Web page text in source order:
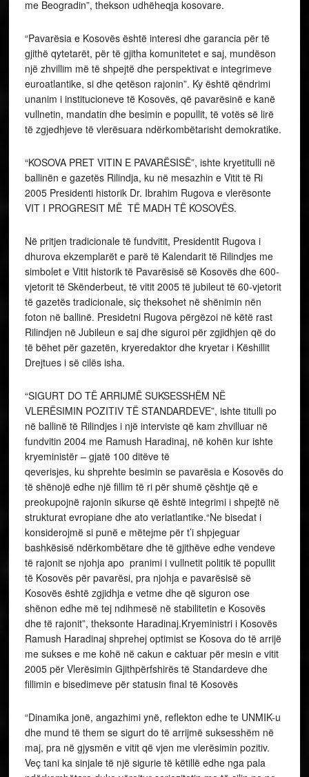
me Beogradin”, thekson udhëheqja kosovare.
“Pavarësia e Kosovës është interesi dhe garancia për të
gjithë qytetarët, për të gjitha komunitetet e saj, mundëson
një zhvillim më të shpejtë dhe perspektivat e integrimeve
euroatlantike, si dhe qetëson rajonin”. Ky është qëndrimi
unanim i institucioneve të Kosovës, që pavarësinë e kanë
vullnetin, mandatin dhe besimin e popullit, të votës së lirë
të zgjedhjeve të vlerësuara ndërkombëtarisht demokratike.
“KOSOVA PRET VITIN E PAVARËSISË”, ishte kryetitulli në
ballinën e gazetës Rilindja, ku në mesazhin e Vitit të Ri
2005 Presidenti historik Dr. Ibrahim Rugova e vlerësonte
VIT I PROGRESIT MË TË MADH TË KOSOVËS.
Në pritjen tradicionale të fundvitit, Presidentit Rugova i
dhurova ekzemplarët e parë të Kalendarit të Rilindjes me
simbolet e Vitit historik të Pavarësisë së Kosovës dhe 600-
vjetorit të Skënderbeut, të vitit 2005 të jubileut të 60-vjetorit
të gazetës tradicionale, siç theksohet në shënimin nën
foton në ballinë. Presidetni Rugova përgëzoi në këtë rast
Rilindjen në Jubileun e saj dhe siguroi për zgjidhjen që do
të bëhet për gazetën, kryeredaktor dhe kryetar i Këshillit
Drejtues i së cilës isha.
“SIGURT DO TË ARRIJMË SUKSESSHËM NË
VLERËSIMIN POZITIV TË STANDARDEVE”, ishte titulli po
në ballinë të Rilindjes i një interviste që kam zhvilluar në
fundvitin 2004 me Ramush Haradinaj, në kohën kur ishte
kryeministër – gjatë 100 ditëve të
qeverisjes, ku shprehte besimin se pavarësia e Kosovës do
të shënojë edhe një fillim të ri për shumë çështje që e
preokupojnë rajonin sikurse që është integrimi i shpejtë në
strukturat evropiane dhe ato veriatlantike.“Ne bisedat i
konsiderojmë si punë e mëtejme për t’i shpjeguar
bashkësisë ndërkombëtare dhe të gjithëve edhe vendeve
të rajonit se njohja apo pranimi i vullnetit politik të popullit
të Kosovës për pavarësi, pra njohja e pavarësisë së
Kosovës është zgjidhja e vetme dhe që siguron ose
shënon edhe më tej ndihmesë në stabilitetin e Kosovës
dhe të rajonit”, theksonte Haradinaj.Kryeministri i Kosovës
Ramush Haradinaj shprehej optimist se Kosova do të arrijë
me sukses e me kohë në cakun e caktuar për mesin e vitit
2005 për Vlerësimin Gjithpërfshirës të Standardeve dhe
fillimin e bisedimeve për statusin final të Kosovës
“Dinamika jonë, angazhimi ynë, reflekton edhe te UNMIK-u
dhe mund të them se sigurt do të arrijmë suksesshëm në
maj, pra në gjysmën e vitit që vjen me vlerësimin pozitiv.
Veç tani ka sinjale të një sigurie të këtillë edhe nga pala